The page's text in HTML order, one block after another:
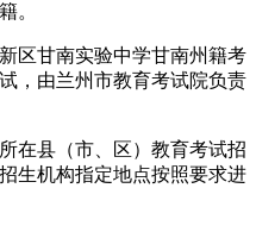
。
区甘南实验中学甘南州籍考
，由兰州市教育考试院负责
在县（市、区）教育考试招
生机构指定地点按照要求进